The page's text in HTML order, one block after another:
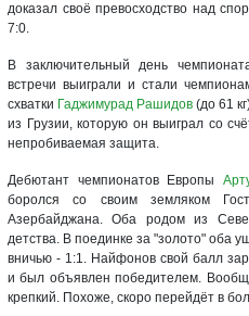
доказал своё превосходство над
7:0.
В заключительный день
встречи выиграли и стали
схватки Гаджимурад Рашидов (до 61
из Грузии, которую он выиграл со
непробиваемая защита.
Дебютант чемпионатов Европы
боролся со своим земляком
Азербайджана. Оба родом из
детства. В поединке за "золото" оба
вничью - 1:1. Найфонов свой балл
и был объявлен победителем.
крепкий. Похоже, скоро перейдёт в